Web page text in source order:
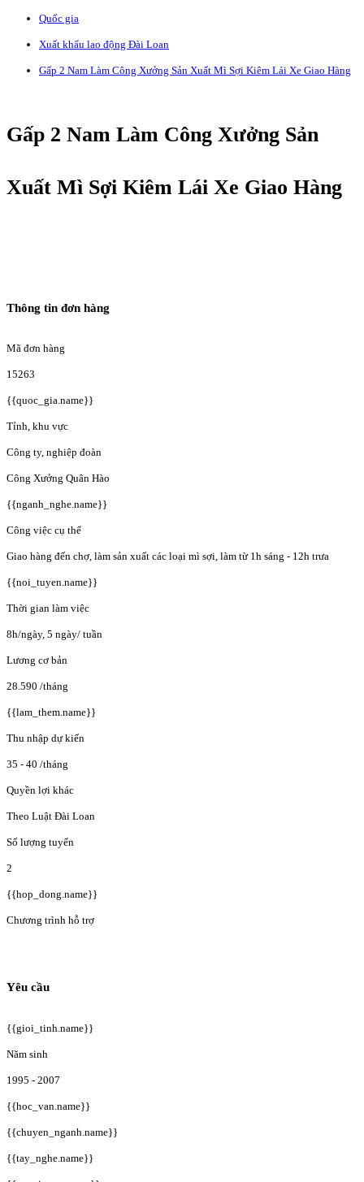
Quốc gia
Xuất khẩu lao động Đài Loan
Gấp 2 Nam Làm Công Xưởng Sản Xuất Mì Sợi Kiêm Lái Xe Giao Hàng
Gấp 2 Nam Làm Công Xưởng Sản
Xuất Mì Sợi Kiêm Lái Xe Giao Hàng
Thông tin đơn hàng
Mã đơn hàng
15263
{{quoc_gia.name}}
Tỉnh, khu vực
Công ty, nghiệp đoàn
Công Xưởng Quân Hào
{{nganh_nghe.name}}
Công việc cụ thể
Giao hàng đến chợ, làm sản xuất các loại mì sợi, làm từ 1h sáng - 12h trưa
{{noi_tuyen.name}}
Thời gian làm việc
8h/ngày, 5 ngày/ tuần
Lương cơ bản
28.590 /tháng
{{lam_them.name}}
Thu nhập dự kiến
35 - 40 /tháng
Quyền lợi khác
Theo Luật Đài Loan
Số lượng tuyển
2
{{hop_dong.name}}
Chương trình hỗ trợ
Yêu cầu
{{gioi_tinh.name}}
Năm sinh
1995 - 2007
{{hoc_van.name}}
{{chuyen_nganh.name}}
{{tay_nghe.name}}